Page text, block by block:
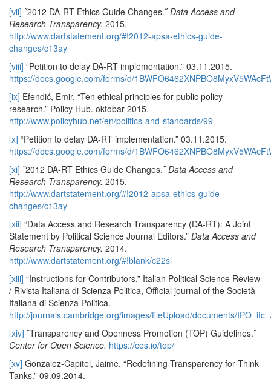
[vii] ˝2012 DA-RT Ethics Guide Changes.˝Data Access and
Research Transparency. 2015.
http://www.dartstatement.org/#!2012-apsa-ethics-guide-
changes/c13ay
[viii] “Petition to delay DA-RT implementation.” 03.11.2015.
https://docs.google.com/forms/d/
[ix] Efendić, Emir. “Ten ethical principles for public policy
research.” Policy Hub. oktobar 2015.
http://www.policyhub.net/en/politics-and-standards/99
[x] “Petition to delay DA-RT implementation.” 03.11.2015.
https://docs.google.com/forms/d/
[xi] ˝2012 DA-RT Ethics Guide Changes.˝Data Access and
Research Transparency. 2015.
http://www.dartstatement.org/#!2012-apsa-ethics-guide-
changes/c13ay
[xii] “Data Access and Research Transparency (DA-RT): A Joint
Statement by Political Science Journal Editors.” Data Access and
Research Transparency. 2014.
http://www.dartstatement.org/#!blank/c22sl
[xiii] “Instructions for Contributors.” Italian Political Science Review
/ Rivista Italiana di Scienza Politica, Official journal of the Società
Italiana di Scienza Politica.
http://journals.cambridge.org/images/fileUpload/documents/
[xiv] ˝Transparency and Openness Promotion (TOP) Guidelines.˝
Center for Open Science. https://cos.io/top/
[xv] Gonzalez-Capitel, Jaime. “Redefining Transparency for Think
Tanks.” 09.09.2014.